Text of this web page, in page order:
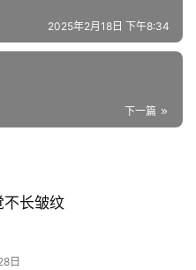
2025年2月18日 下午8:34
下一篇
不长皱纹
日